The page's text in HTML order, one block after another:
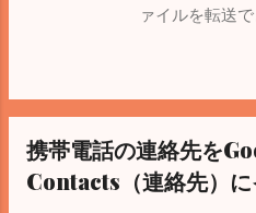
ァイルを転送
アプリ版
いのかな・・
そうなのが「
評価もいいし￥
トールしてみる
携帯電話の連絡先を
Contacts（連絡先）に